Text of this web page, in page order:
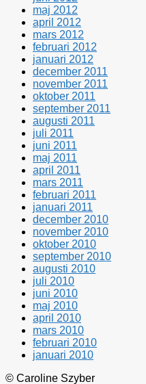
maj 2012
april 2012
mars 2012
februari 2012
januari 2012
december 2011
november 2011
oktober 2011
september 2011
augusti 2011
juli 2011
juni 2011
maj 2011
april 2011
mars 2011
februari 2011
januari 2011
december 2010
november 2010
oktober 2010
september 2010
augusti 2010
juli 2010
juni 2010
maj 2010
april 2010
mars 2010
februari 2010
januari 2010
© Caroline Szyber